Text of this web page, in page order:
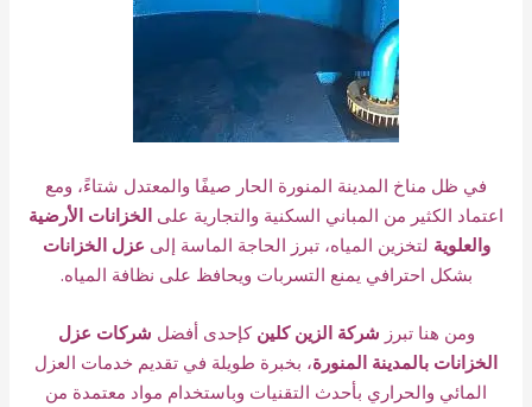
في ظل مناخ المدينة المنورة الحار صيفًا والمعتدل شتاءً، ومع
اعتماد الكثير من المباني السكنية والتجارية على الخزانات الأرضية
والعلوية لتخزين المياه، تبرز الحاجة الماسة إلى عزل الخزانات
بشكل احترافي يمنع التسربات ويحافظ على نظافة المياه.
ومن هنا تبرز شركة الزين كلين كإحدى أفضل شركات عزل
الخزانات بالمدينة المنورة، بخبرة طويلة في تقديم خدمات العزل
المائي والحراري بأحدث التقنيات وباستخدام مواد معتمدة من